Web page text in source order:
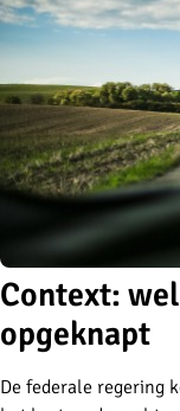
Context:
opgeknapt
De federale regering